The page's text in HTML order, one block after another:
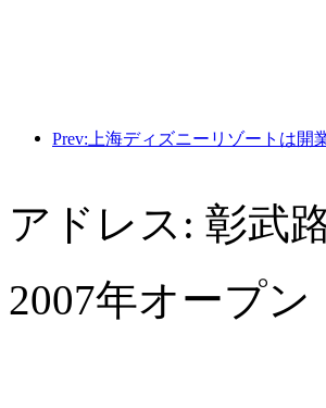
アドレス: 彰武
2007年オープン